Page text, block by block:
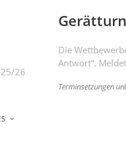
26
Die
Antwort“.
Terminsetzungen